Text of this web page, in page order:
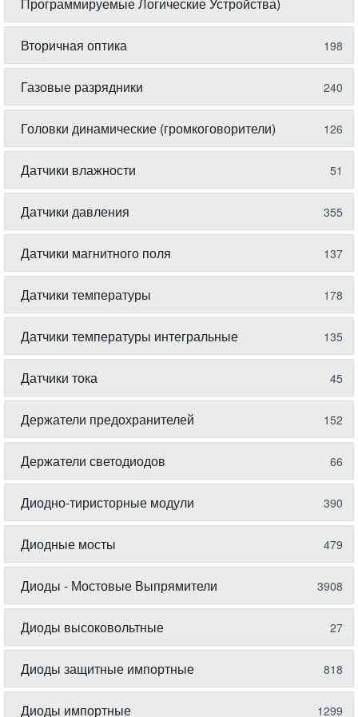
Программируемые Логические Устройства)
Вторичная оптика 198
Газовые разрядники 240
Головки динамические (громкоговорители) 126
Датчики влажности 51
Датчики давления 355
Датчики магнитного поля 137
Датчики температуры 178
Датчики температуры интегральные 135
Датчики тока 45
Держатели предохранителей 152
Держатели светодиодов 66
Диодно-тиристорные модули 390
Диодные мосты 479
Диоды - Мостовые Выпрямители 3908
Диоды высоковольтные 27
Диоды защитные импортные 818
Диоды импортные 1299